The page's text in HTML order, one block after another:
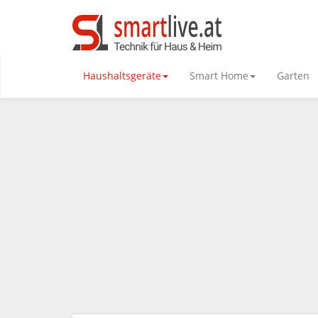
Haushaltsgeräte Smart Home Garten